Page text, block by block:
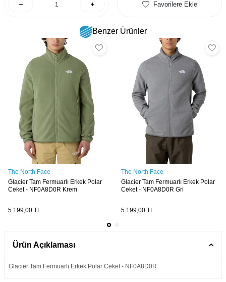
Favorilere Ekle
Benzer Ürünler
The North Face
Glacier Tam Fermuarlı Erkek Polar
Ceket - NF0A8D0R Krem
5.199,00 TL
The North Face
Glacier Tam Fermuarlı Erkek Polar
Ceket - NF0A8D0R Gri
5.199,00TL
Ürün Açıklaması
Glacier Tam Fermuarlı Erkek Polar Ceket - NF0A8D0R